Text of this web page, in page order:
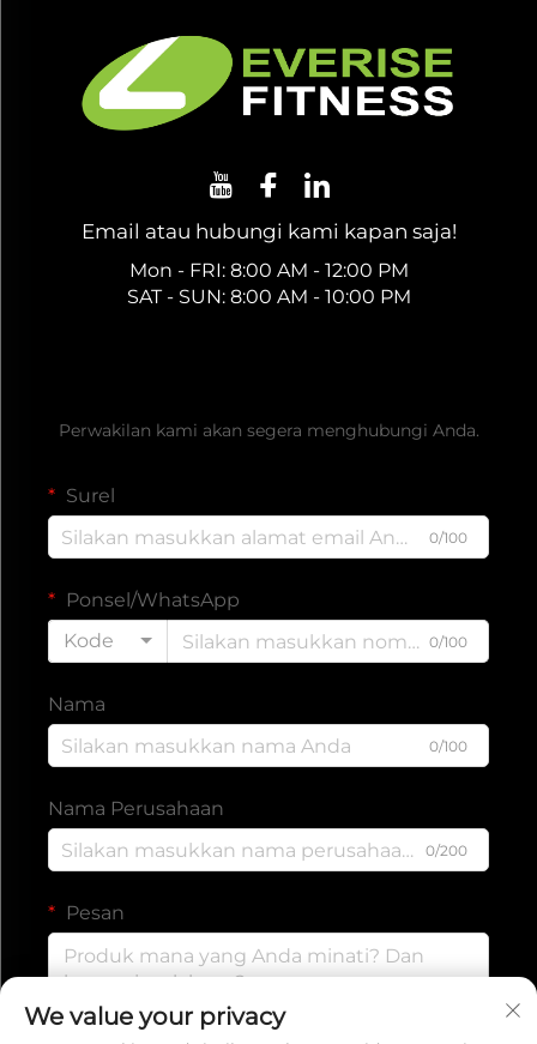
Email atau hubungi kami kapan saja!
Mon - FRI: 8:00 AM - 12:00 PM
SAT - SUN: 8:00 AM - 10:00 PM
Perwakilan kami akan segera menghubungi Anda.
Surel
0/100
Ponsel/WhatsApp
Kode
0/100
Nama
0/100
Nama Perusahaan
0/200
Pesan
We value your privacy